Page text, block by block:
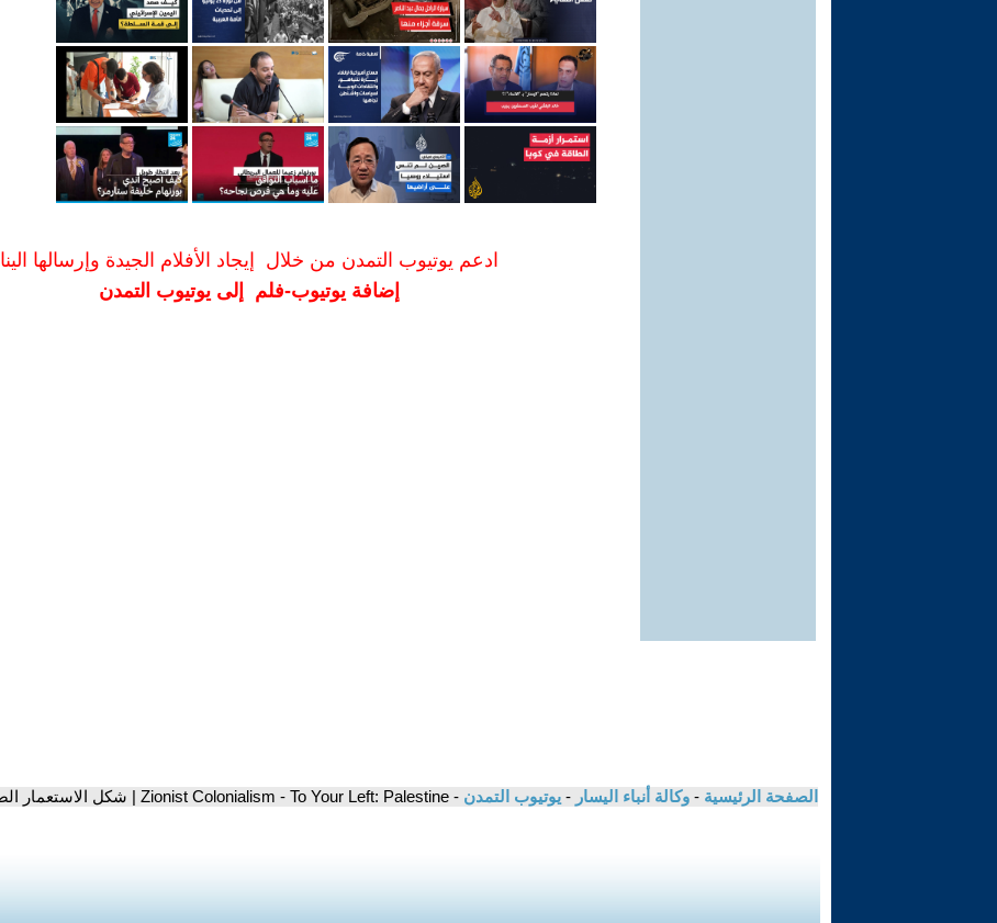
ادعم يوتيوب التمدن من خلال إيجاد الأفلام الجيدة وإرسالها الينا
إضافة يوتيوب-فلم إلى يوتيوب التمدن
الصفحة الرئيسية - وكالة أنباء اليسار - يوتيوب التمدن - Zionist Colonialism - To Your Left: Palestine | شكل الاستعمار الصهيونى - على شمالَِك: فلسطين